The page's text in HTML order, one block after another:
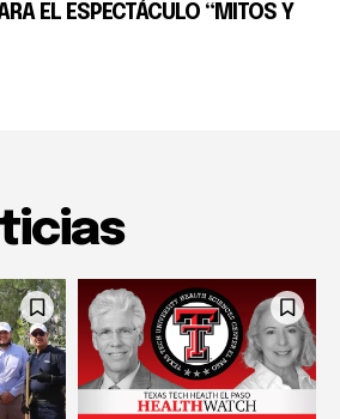
EL ESPECTÁCULO “MITOS Y